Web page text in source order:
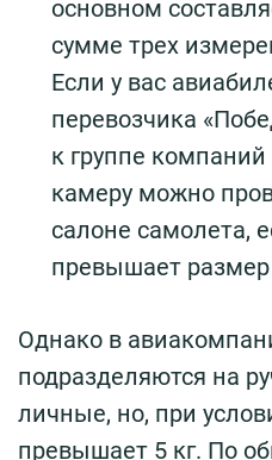
основном
сумме трех
Если у вас
перевозчика
к группе
камеру можно
салоне самолета,
превышает
Однако в
подразделяются на
личные, но, при
превышает 5 кг. По